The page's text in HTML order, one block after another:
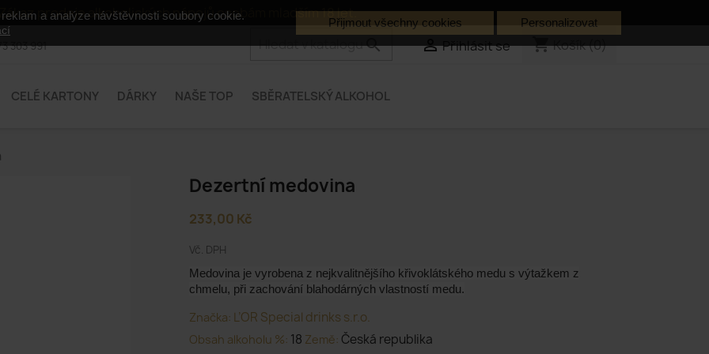
a analýze návštěvnosti soubory cookie.
Přijmout všechny cookies Personalizovat
Zákaz prodeje alkoholických nápojů osobám mladším 18 let.
303 991  Přihlásit se shopping_cartKošík(0)
CELÉ KARTONY DÁRKY NAŠE TOP SBĚRATELSKÝ ALKOHOL
Dezertní medovina
233,00 Kč
Vč. DPH
Medovina je vyrobena z nejkvalitnějšího křivoklátského medu s výtažkem z
chmelu, při zachování blahodárných vlastností medu.
Značka: L’OR Special drinks s.r.o.
Obsah alkoholu %: 18 Země: Česká republika